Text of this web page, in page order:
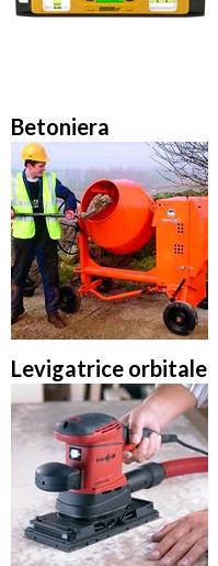
Betoniera
Levigatrice orbitale